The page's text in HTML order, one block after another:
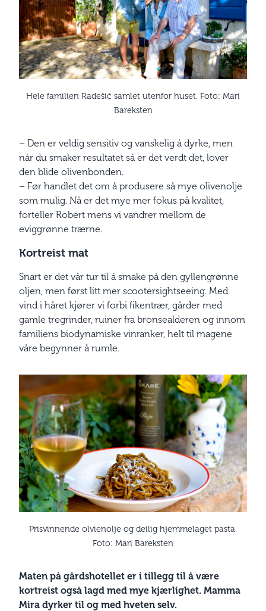
Hele familien Radešić samlet utenfor huset. Foto: Mari
Bareksten
– Den er veldig sensitiv og vanskelig å dyrke, men
når du smaker resultatet så er det verdt det, lover
den blide olivenbonden.
– Før handlet det om å produsere så mye olivenolje
som mulig. Nå er det mye mer fokus på kvalitet,
forteller Robert mens vi vandrer mellom de
eviggrønne trærne.
Kortreist mat
Snart er det vår tur til å smake på den gyllengrønne
oljen, men først litt mer scootersightseeing. Med
vind i håret kjører vi forbi fikentrær, gårder med
gamle tregrinder, ruiner fra bronsealderen og innom
familiens biodynamiske vinranker, helt til magene
våre begynner å rumle.
Prisvinnende olvienolje og deilig hjemmelaget pasta.
Foto: Mari Bareksten
Maten på gårdshotellet er i tillegg til å være
kortreist også lagd med mye kjærlighet. Mamma
Mira dyrker til og med hveten selv.